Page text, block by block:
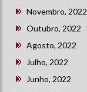
Novembro, 2022
Outubro, 2022
Agosto, 2022
Julho, 2022
Junho, 2022